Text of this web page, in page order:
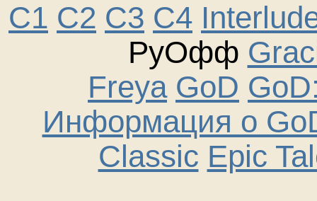
C1 C2 C3 C4
РуОфф
Freya GoD
Информация о
Classic Epic